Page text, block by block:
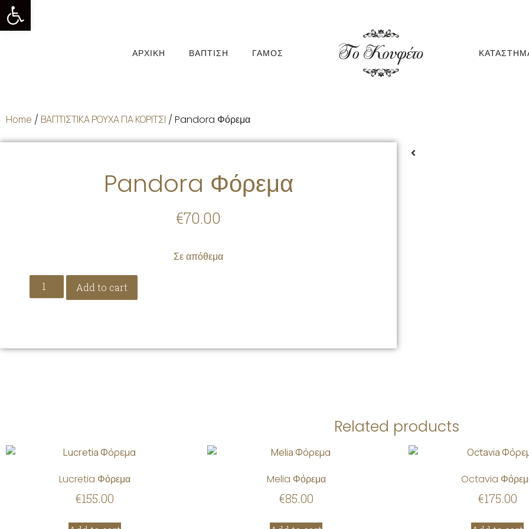
Ανοίξτε τη γραμμή εργαλείων
ΑΡΧΙΚΉ ΒΆΠΤΙΣΗ ΓΆΜΟΣ
Home / ΒΑΠΤΙΣΤΙΚΑ ΡΟΥΧΑ ΓΙΑ ΚΟΡΙΤΣΙ / Pandora Φόρεμα
Pandora Φόρεμα
€70.00
Σε απόθεμα
Add to cart
Related products
Lucretia Φόρεμα
€155.00
Melia Φόρεμα
€85.00
Octavia
€175.00